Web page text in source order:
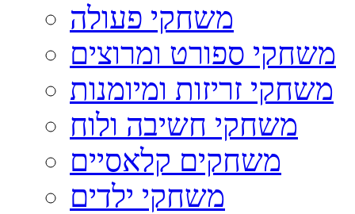
משחקי פעולה
משחקי ספורט ומרוצים
משחקי זריזות ומיומנות
משחקי חשיבה ולוח
משחקים קלאסיים
משחקי ילדים